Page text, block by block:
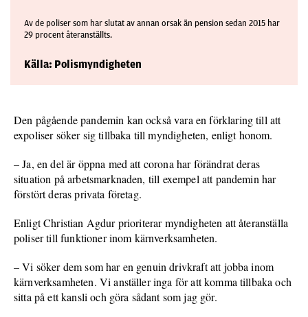
Av de poliser som har slutat av annan orsak än pension sedan 2015 har
29 procent återanställts.
Källa: Polismyndigheten
Den pågående pandemin kan också vara en förklaring till att
expoliser söker sig tillbaka till myndigheten, enligt honom.
– Ja, en del är öppna med att corona har förändrat deras
situation på arbetsmarknaden, till exempel att pandemin har
förstört deras privata företag.
Enligt Christian Agdur prioriterar myndigheten att återanställa
poliser till funktioner inom kärnverksamheten.
– Vi söker dem som har en genuin drivkraft att jobba inom
kärnverksamheten. Vi anställer inga för att komma tillbaka och
sitta på ett kansli och göra sådant som jag gör.